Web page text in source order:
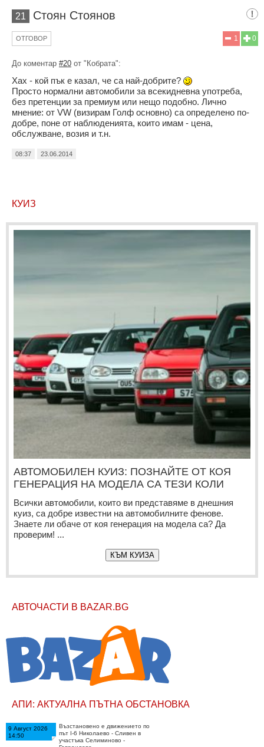
21 Стоян Стоянов
0
1
ОТГОВОР
До коментар #20 от "Кобрата":
Хах - кой пък е казал, че са най-добрите?
Просто нормални автомобили за всекидневна употреба,
без претенции за премиум или нещо подобно. Лично
мнение: от VW (визирам Голф основно) са определено по-
добре, поне от наблюденията, които имам - цена,
обслужване, возия и т.н.
08:37 23.06.2014
КУИЗ
АВТОМОБИЛЕН КУИЗ: ПОЗНАЙТЕ ОТ КОЯ
ГЕНЕРАЦИЯ НА МОДЕЛА СА ТЕЗИ КОЛИ
Всички автомобили, които ви представяме в днешния
куиз, са добре известни на автомобилните фенове.
Знаете ли обаче от коя генерация на модела са? Да
проверим! ...
КЪМ КУИЗА
АВТОЧАСТИ В BAZAR.BG
АПИ: АКТУАЛНА ПЪТНА ОБСТАНОВКА
9 Август 2026
14:50
Възстановено е движението по
път I-6 Николаево - Сливен в
участъка Селиминово -